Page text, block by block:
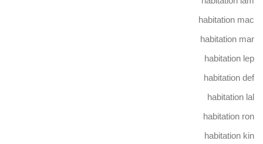
habitation mac
habitation mar
habitation lep
habitation def
habitation lal
habitation ron
habitation kin